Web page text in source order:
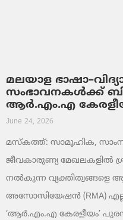
മലയാള
സംഭാവനകൾക്ക്
ആർ.എം.എ
June 24, 2026
മസ്കത്ത്: സാമൂഹിക,
ജീവകാരുണ്യ മേഖലകളിൽ
നൽകുന്ന വ്യക്തിത്വങ്ങളെ
അസോസിയേഷൻ (RMA)
‘ആർ.എം.എ കേരളീയം’